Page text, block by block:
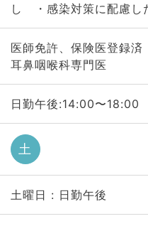
し ・感染対策に配慮し
医師免許、保険医登録済
耳鼻咽喉科専門医
日勤午後:14:00〜18:00
土
土曜日 : 日勤午後